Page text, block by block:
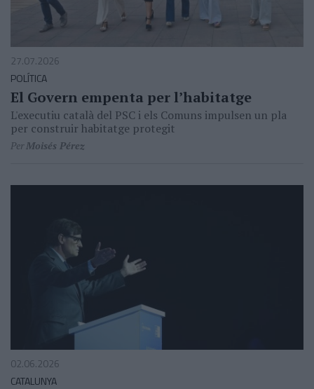
27.07.2026
POLÍTICA
El Govern empenta per l’habitatge
L'executiu català del PSC i els Comuns impulsen un pla
per construir habitatge protegit
PerMoisés Pérez
02.06.2026
CATALUNYA